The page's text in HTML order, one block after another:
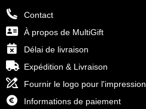
Contact
À propos de MultiGift
Délai de livraison
Expédition & Livraison
Fournir le logo pour l'impression
Informations de paiement